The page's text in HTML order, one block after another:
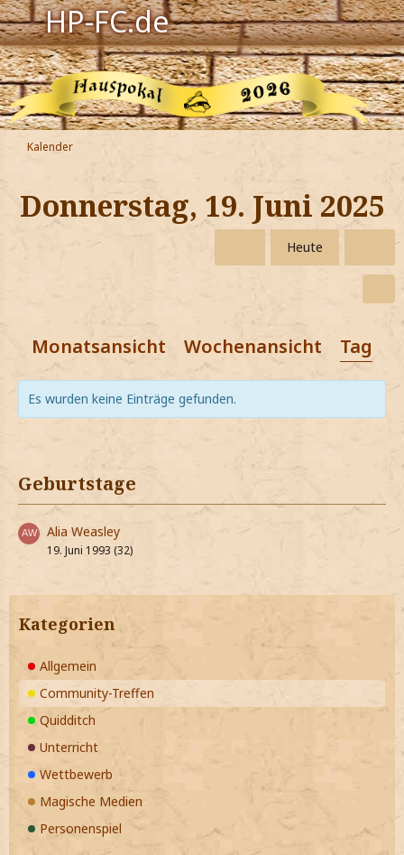
HP-FC.de
Navigation
Harry Potter
Der HP-FC
Hogwarts
Zauberwelt
Jetzt Fanclub-Mitglied werden!
Kalender
Donnerstag, 19. Juni 2025
Heute
Monatsansicht Wochenansicht
Es wurden keine Einträge gefunden.
Geburtstage
Alia Weasley
19. Juni 1993 (32)
Kategorien
Allgemein
Community-Treffen
Quidditch
Unterricht
Wettbewerb
Magische Medien
Personenspiel